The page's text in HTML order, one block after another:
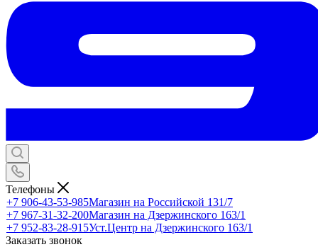
Телефоны
+7 906-43-53-985Магазин на Российской 131/7
+7 967-31-32-200Магазин на Дзержинского 163/1
+7 952-83-28-915Уст.Центр на Дзержинского 163/1
Заказать звонок